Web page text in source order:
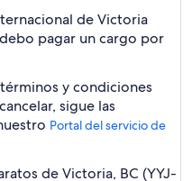
de Victoria
pagar un cargo por
y condiciones
sigue las
Portal del servicio de
de Victoria, BC (YYJ-